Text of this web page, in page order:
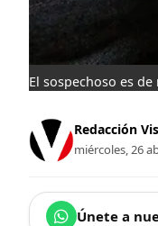
El sospechoso es
Redacción
miércoles, 26
Únete a